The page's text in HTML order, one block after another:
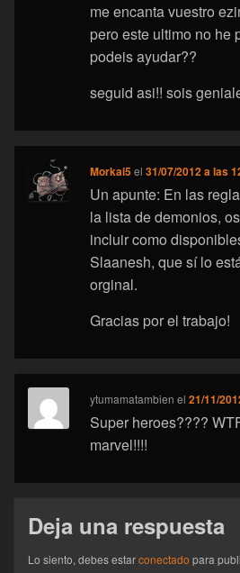
me encanta vuestro
pero este ultimo no he
podeis ayudar??
seguid asi!! sois
Morkai5el31/07/2012 a las
Un apunte: En las
la lista de demonios,
incluir como
Slaanesh, que sí lo
orginal.
Gracias por el trabajo!
ytumamatambien el21/11/
Super heroes????
marvel!!!!
Deja una respuesta
Lo siento, debes estarconectado para